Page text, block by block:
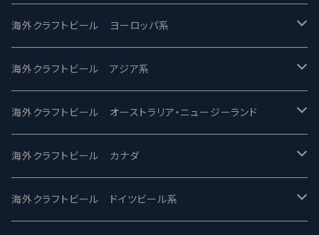
バテレ -VERTERE
2nd Story Ale Works -セカンドストーリー
ビアへるん - Beer Hearn
忽布古丹醸造 - HOP KOTAN
ワイマーケットブルーイング Y.Market Brewing
Modern Times モダンタイムズ
Maui マウイ
Toppling Goliath トップリンゴライアス
Fair State フェアステイト
Lagunitas ラグニタス
海外クラフトビール ヨーロッパ系
UnBarred -アンバード
SAIREN /サイレン
ワイルドチャイルド - Wilde Child
BrewDog Brewery - ブリュードッグ
海外クラフトビール アジア系
gweilo-鬼佬 グウァイロ
Heart Of Darkness - ハートオブダークネス
Carbon brews -カーボン
海外クラフトビール オーストラリア・ニュージーランド
ROCKY RIDGE - ロッキーリッジ
BODRIGGY BREWING ボッドリッジー
海外クラフトビール カナダ
Jackie O's ジャッキーオーズ
海外クラフトビール ドイツビール系